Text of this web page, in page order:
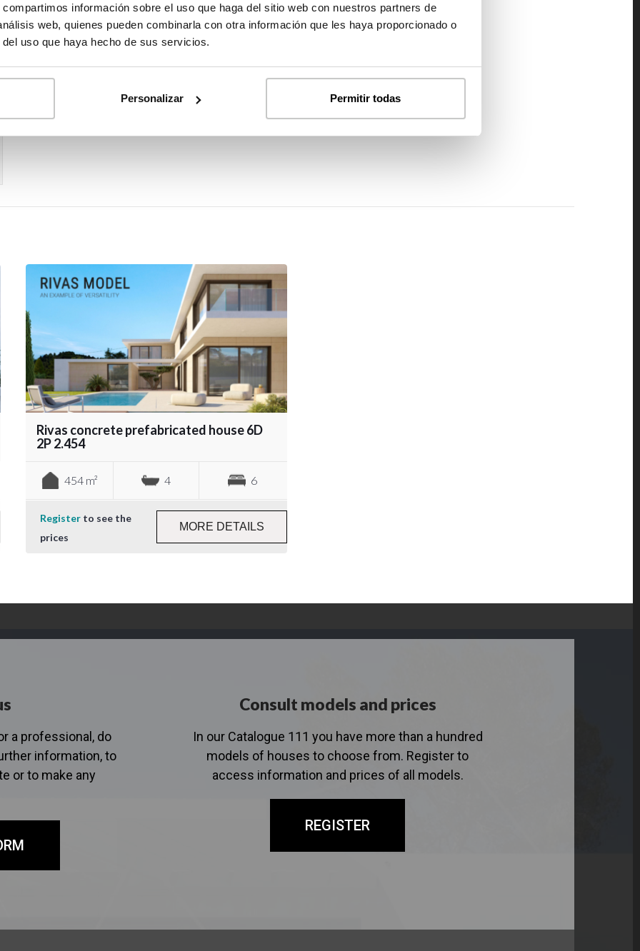
información sobre el uso que haga del sitio web con nuestros partners de
web, quienes pueden combinarla con otra información que les haya proporcionado o
uso que haya hecho de sus servicios.
Personalizar Permitir todas
Rivas concrete prefabricated house 6D
2P 2.454
454 m² 4 6
Registerto see the
prices
MORE DETAILS
a professional, do
information, to
or to make any
Consult models and prices
In our Catalogue 111 you have more than a hundred
models of houses to choose from. Register to
access information and prices of all models.
REGISTER